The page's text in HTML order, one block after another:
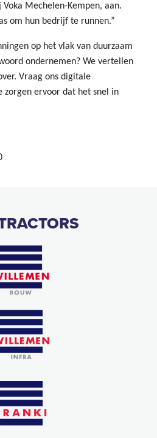
Mechelen-Kempen, aan.
om hun bedrijf te runnen.”
op het vlak van duurzaam
ondernemen? We vertellen
Vraag ons digitale
zorgen ervoor dat het snel in